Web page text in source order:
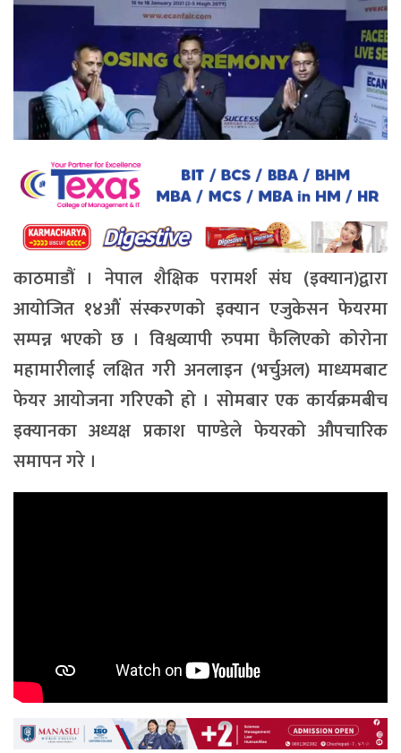
काठमाडौं । नेपाल शैक्षिक परामर्श संघ (इक्यान)द्वारा
आयोजित १४औं संस्करणको इक्यान एजुकेसन फेयरमा
सम्पन्न भएको छ । विश्वव्यापी रुपमा फैलिएको कोरोना
महामारीलाई लक्षित गरी अनलाइन (भर्चुअल) माध्यमबाट
फेयर आयोजना गरिएकोे हो । सोमबार एक कार्यक्रमबीच
इक्यानका अध्यक्ष प्रकाश पाण्डेले फेयरको औपचारिक
समापन गरे ।